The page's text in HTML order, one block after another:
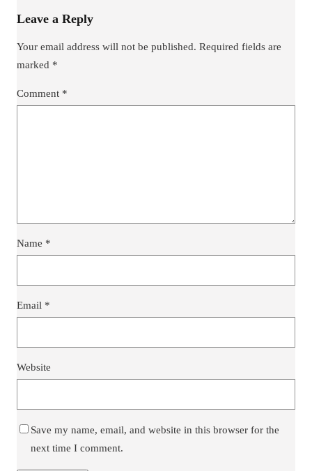
Leave a Reply
Your email address will not be published. Required fields are
marked *
Comment *
Name *
Email *
Website
Save my name, email, and website in this browser for the
next time I comment.